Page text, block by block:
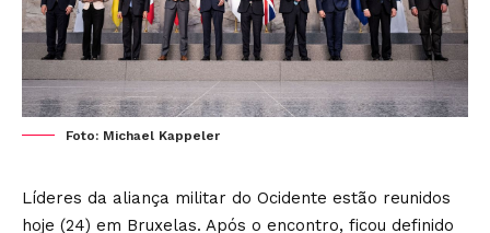
Foto: Michael Kappeler
Líderes da aliança militar do Ocidente estão reunidos
hoje (24) em Bruxelas. Após o encontro, ficou definido